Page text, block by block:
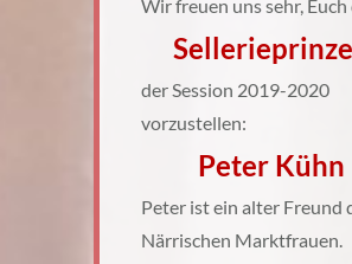
Wir freuen uns sehr, Euch
der Session 2019-2020
vorzustellen:
Peter Kühn
Peter ist ein alter Freund
Närrischen Marktfrauen.